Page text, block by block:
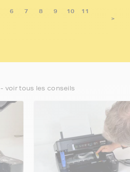
6 7 8 9 10
11
>
- voir tous les conseils